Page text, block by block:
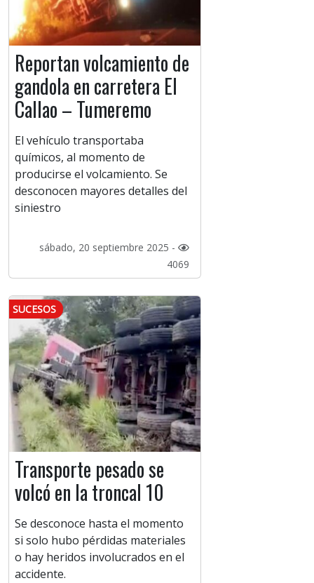
Reportan volcamiento de
gandola en carretera El
Callao – Tumeremo
El vehículo transportaba
químicos, al momento de
producirse el volcamiento. Se
desconocen mayores detalles del
siniestro
sábado, 20 septiembre 2025 -
4069
SUCESOS
Transporte pesado se
volcó en la troncal 10
Se desconoce hasta el momento
si solo hubo pérdidas materiales
o hay heridos involucrados en el
accidente.